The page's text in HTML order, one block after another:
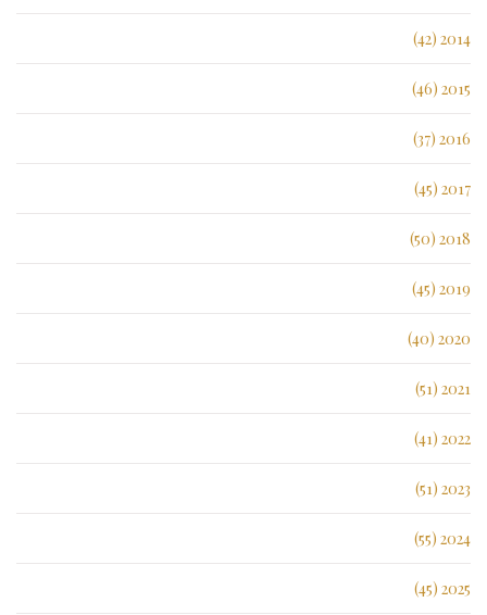
2014 (42)
2015 (46)
2016 (37)
2017 (45)
2018 (50)
2019 (45)
2020 (40)
2021 (51)
2022 (41)
2023 (51)
2024 (55)
2025 (45)